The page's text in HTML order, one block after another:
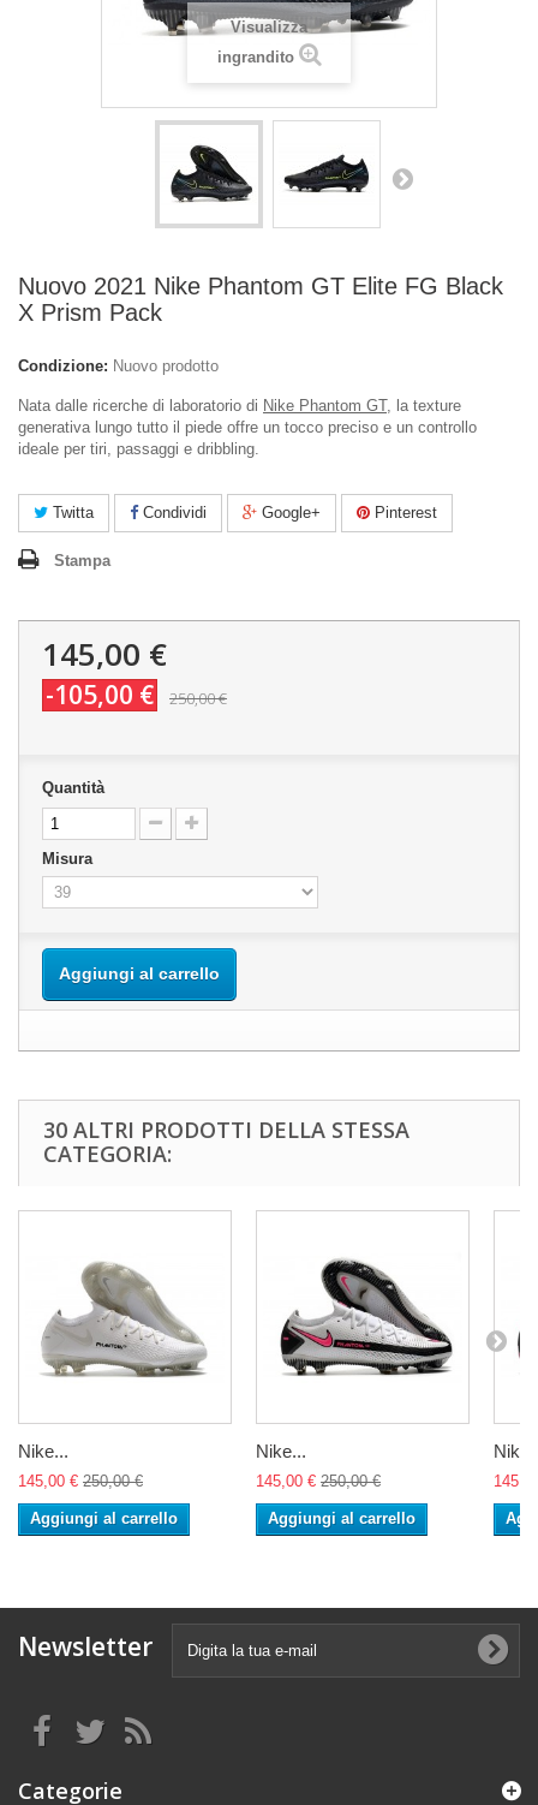
Visualizza
ingrandito
Nuovo 2021 Nike Phantom GT Elite FG Black
X Prism Pack
Condizione: Nuovo prodotto
Nata dalle ricerche di laboratorio di Nike Phantom GT, la texture
generativa lungo tutto il piede offre un tocco preciso e un controllo
ideale per tiri, passaggi e dribbling.
Twitta Condividi Google+ Pinterest
Stampa
145,00 €
-105,00 € 250,00 €
Quantità
Misura
Aggiungi al carrello
30 ALTRI PRODOTTI DELLA STESSA
CATEGORIA:
Nike...
145,00 € 250,00 €
Aggiungi al carrello
Nike...
145,00 € 250,00 €
Aggiungi al carrello
Newsletter
Categorie